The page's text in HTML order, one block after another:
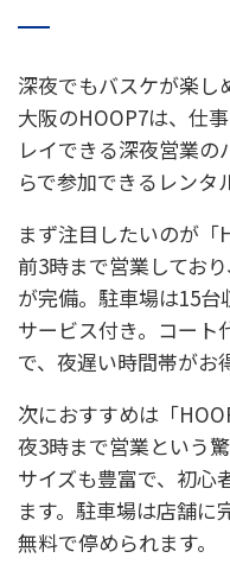
深夜でもバスケが楽し
大阪のHOOP7は、仕
レイできる深夜営業
らで参加できるレンタ
まず注目したいのが「
前3時まで営業してお
が完備。駐車場は15
サービス付き。コート
で、夜遅い時間帯がお
次におすすめは「
夜3時まで営業という
サイズも豊富で、初心
ます。駐車場は店舗に
無料で停められます。